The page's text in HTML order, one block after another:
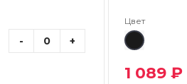
- +
Цвет
1 089 ₽